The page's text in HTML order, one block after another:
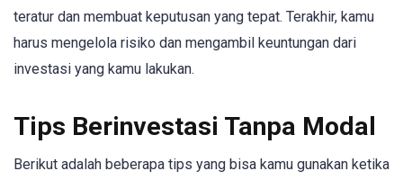
teratur dan membuat keputusan yang tepat. Terakhir, kamu
harus mengelola risiko dan mengambil keuntungan dari
investasi yang kamu lakukan.
Tips Berinvestasi Tanpa Modal
Berikut adalah beberapa tips yang bisa kamu gunakan ketika